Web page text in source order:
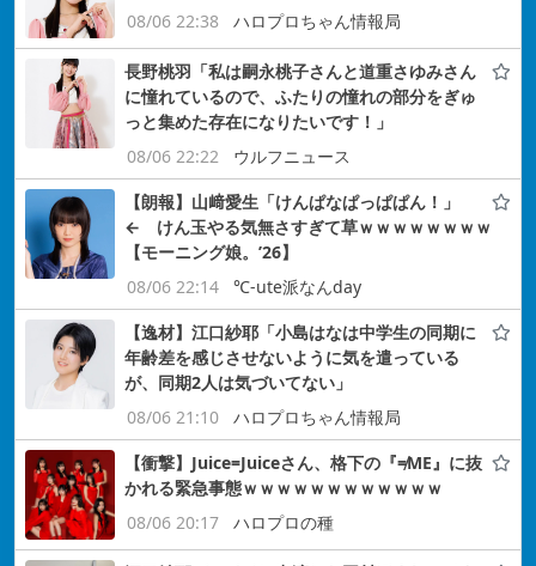
08/06 22:38
ハロプロちゃん情報局
長野桃羽「私は嗣永桃子さんと道重さゆみさん
に憧れているので、ふたりの憧れの部分をぎゅ
っと集めた存在になりたいです！」
08/06 22:22
ウルフニュース
【朗報】山﨑愛生「けんぱなぱっぱぱん！」
← けん玉やる気無さすぎて草ｗｗｗｗｗｗｗｗ
【モーニング娘。’26】
08/06 22:14
℃-ute派なんday
【逸材】江口紗耶「小島はなは中学生の同期に
年齢差を感じさせないように気を遣っている
が、同期2人は気づいてない」
08/06 21:10
ハロプロちゃん情報局
【衝撃】Juice=Juiceさん、格下の『≠ME』に抜
かれる緊急事態ｗｗｗｗｗｗｗｗｗｗｗｗ
08/06 20:17
ハロプロの種